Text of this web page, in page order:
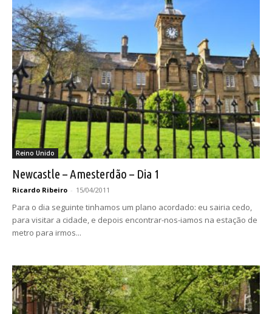
Reino Unido
Newcastle – Amesterdão – Dia 1
Ricardo Ribeiro - 15/04/2011
Para o dia seguinte tinhamos um plano acordado: eu sairia cedo,
para visitar a cidade, e depois encontrar-nos-iamos na estação de
metro para irmos...